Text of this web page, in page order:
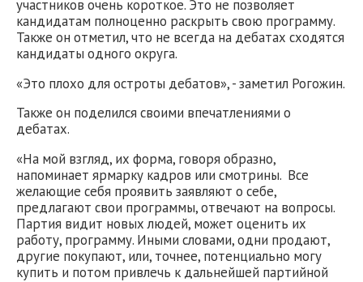
участников очень короткое. Это не позволяет
кандидатам полноценно раскрыть свою программу.
Также он отметил, что не всегда на дебатах сходятся
кандидаты одного округа.
«Это плохо для остроты дебатов», - заметил Рогожин.
Также он поделился своими впечатлениями о
дебатах.
«На мой взгляд, их форма, говоря образно,
напоминает ярмарку кадров или смотрины. Все
желающие себя проявить заявляют о себе,
предлагают свои программы, отвечают на вопросы.
Партия видит новых людей, может оценить их
работу, программу. Иными словами, одни продают,
другие покупают, или, точнее, потенциально могу
купить и потом привлечь к дальнейшей партийной